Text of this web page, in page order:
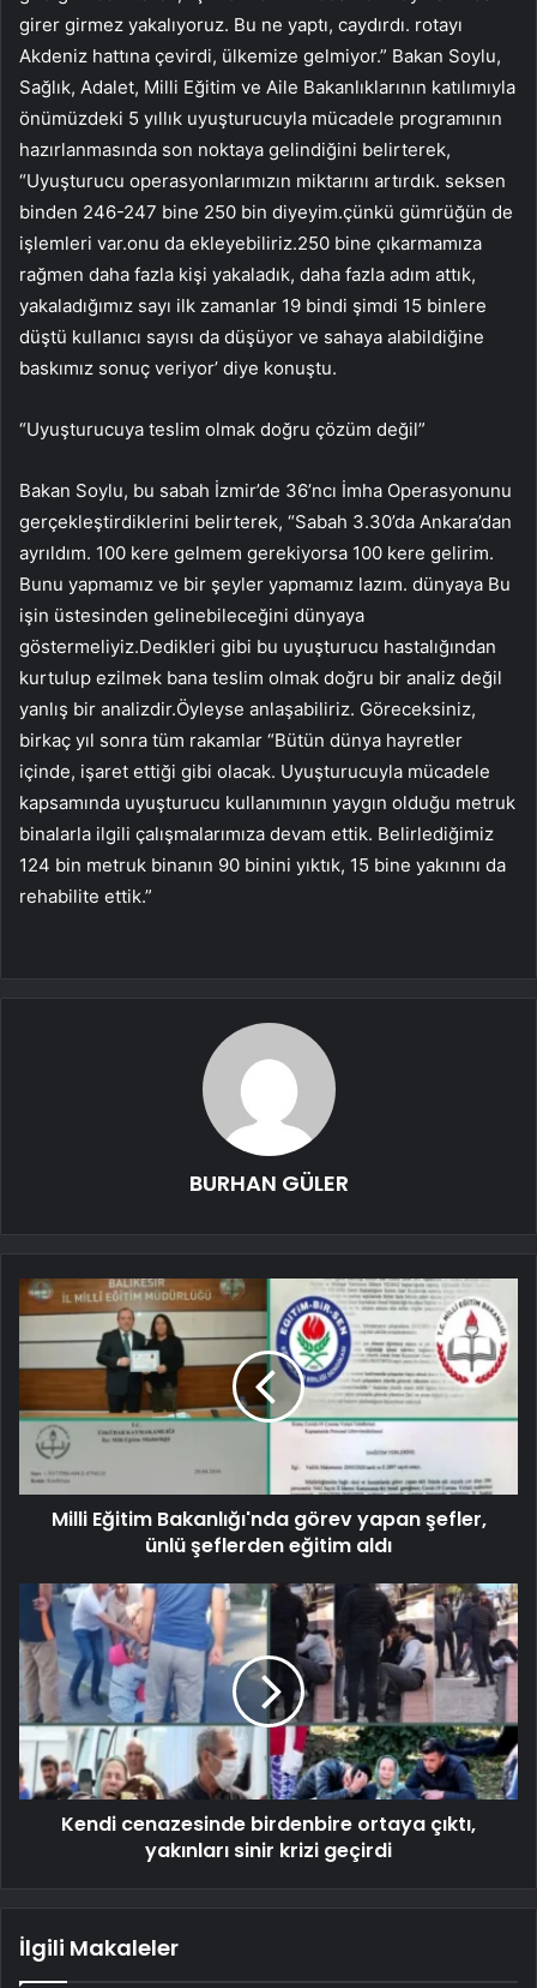
girer girmez yakalıyoruz. Bu ne yaptı, caydırdı. rotayı
Akdeniz hattına çevirdi, ülkemize gelmiyor.” Bakan Soylu,
Sağlık, Adalet, Milli Eğitim ve Aile Bakanlıklarının katılımıyla
önümüzdeki 5 yıllık uyuşturucuyla mücadele programının
hazırlanmasında son noktaya gelindiğini belirterek,
“Uyuşturucu operasyonlarımızın miktarını artırdık. seksen
binden 246-247 bine 250 bin diyeyim.çünkü gümrüğün de
işlemleri var.onu da ekleyebiliriz.250 bine çıkarmamıza
rağmen daha fazla kişi yakaladık, daha fazla adım attık,
yakaladığımız sayı ilk zamanlar 19 bindi şimdi 15 binlere
düştü kullanıcı sayısı da düşüyor ve sahaya alabildiğine
baskımız sonuç veriyor’ diye konuştu.
“Uyuşturucuya teslim olmak doğru çözüm değil”
Bakan Soylu, bu sabah İzmir’de 36’ncı İmha Operasyonunu
gerçekleştirdiklerini belirterek, “Sabah 3.30’da Ankara’dan
ayrıldım. 100 kere gelmem gerekiyorsa 100 kere gelirim.
Bunu yapmamız ve bir şeyler yapmamız lazım. dünyaya Bu
işin üstesinden gelinebileceğini dünyaya
göstermeliyiz.Dedikleri gibi bu uyuşturucu hastalığından
kurtulup ezilmek bana teslim olmak doğru bir analiz değil
yanlış bir analizdir.Öyleyse anlaşabiliriz. Göreceksiniz,
birkaç yıl sonra tüm rakamlar “Bütün dünya hayretler
içinde, işaret ettiği gibi olacak. Uyuşturucuyla mücadele
kapsamında uyuşturucu kullanımının yaygın olduğu metruk
binalarla ilgili çalışmalarımıza devam ettik. Belirlediğimiz
124 bin metruk binanın 90 binini yıktık, 15 bine yakınını da
rehabilite ettik.”
BURHAN GÜLER
Milli Eğitim Bakanlığı'nda görev yapan şefler,
ünlü şeflerden eğitim aldı
Kendi cenazesinde birdenbire ortaya çıktı,
yakınları sinir krizi geçirdi
İlgili Makaleler